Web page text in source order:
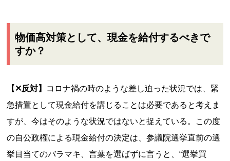
物価高対策として、現金を給付するべきで
すか？
【✕反対】 コロナ禍の時のような差し迫った状況では、緊
急措置として現金給付を講じることは必要であると考えま
すが、今はそのような状況ではないと捉えている。この度
の自公政権による現金給付の決定は、参議院選挙直前の選
挙目当てのバラマキ、言葉を選ばずに言うと、“選挙買